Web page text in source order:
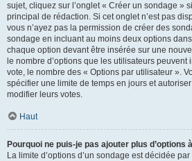
sujet, cliquez sur l’onglet « Créer un sondage »
principal de rédaction. Si cet onglet n’est pas
vous n’ayez pas la permission de créer des
sondage en incluant au moins deux options
chaque option devant être insérée sur une
le nombre d’options que les utilisateurs peuvent
vote, le nombre des « Options par utilisateur ».
spécifier une limite de temps en jours et
modifier leurs votes.
Haut
Pourquoi ne puis-je pas ajouter plus d’options
La limite d’options d’un sondage est décidée